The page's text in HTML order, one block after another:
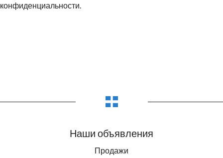
конфиденциальности.
Наши объявления
Продажи